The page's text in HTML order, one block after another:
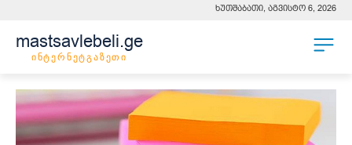
ხუთშაბათი, აგვისტო 6, 2026
mastsavlebeli.ge
ინტერნეტგაზეთი